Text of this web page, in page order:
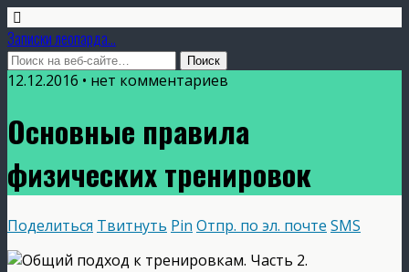
Записки леопарда...
12.12.2016 • нет комментариев
Основные правила
физических тренировок
Поделиться Твитнуть Pin Отпр. по эл. почте SMS